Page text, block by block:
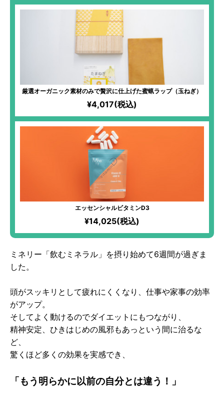
厳選オーガニック素材のみで贅沢に仕上げた蜜蝋ラップ（玉ねぎ）
¥4,017(税込)
エッセンシャルビタミンD3
¥14,025(税込)
ミネリー「飲むミネラル」を摂り始めて6週間が過ぎま
した。
頭がスッキリとして疲れにくくなり、仕事や家事の効率
がアップ。
そしてよく動けるのでダイエットにもつながり、
精神安定、ひきはじめの風邪もあっという間に治るな
ど、
驚くほど多くの効果を実感でき、
「もう明らかに以前の自分とは違う！」